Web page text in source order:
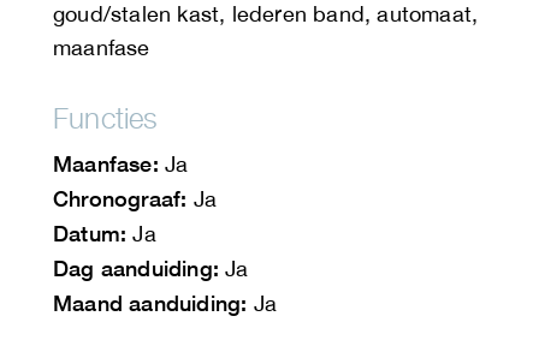
goud/stalen kast, lederen band, automaat,
maanfase
Functies
Maanfase: Ja
Chronograaf: Ja
Datum: Ja
Dag aanduiding: Ja
Maand aanduiding: Ja